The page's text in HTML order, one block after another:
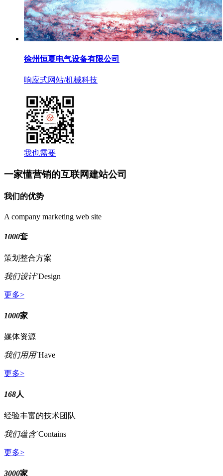
徐州恒夏电气设备有限公司
响应式网站/机械科技
我也需要
一家懂营销的互联网建站公司
我们的优势
A company marketing web site
1000套
策划整合方案
我们设计`Design
更多>
1000家
媒体资源
我们用用`Have
更多>
168人
经验丰富的技术团队
我们蕴含`Contains
更多>
3000家